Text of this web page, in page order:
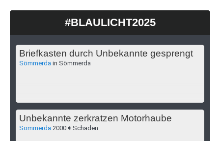
#BLAULICHT2025
Briefkasten durch Unbekannte gesprengt
Sömmerda in Sömmerda
Unbekannte zerkratzen Motorhaube
Sömmerda 2000 € Schaden